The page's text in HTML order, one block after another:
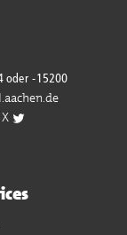
oder -15200